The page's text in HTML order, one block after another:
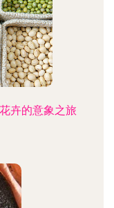
卉的意象之旅